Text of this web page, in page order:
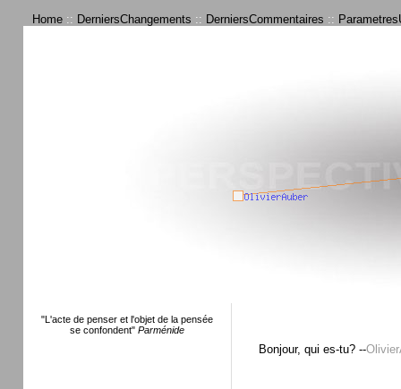
Home :: DerniersChangements :: DerniersCommentaires ::
"L'acte de penser et l'objet de la pensée
se confondent" Parménide
Bonjour, qui es-tu? --